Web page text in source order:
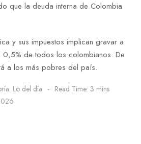
que la deuda interna de Colombia
y sus impuestos implican gravar a
0,5% de todos los colombianos. De
a los más pobres del país.
Lo del día
Read Time: 3 mins